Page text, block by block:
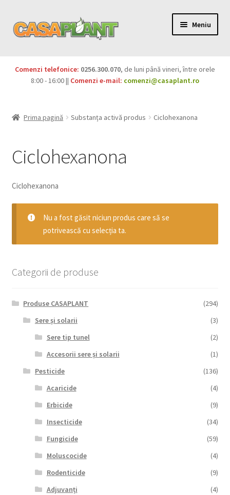
Meniu
Pesticide
Produse BIO
Igienă publică
Casa și grădina
copil
Sere și solarii
Extinde
Comenzi telefonice: 0256.300.070, de luni până vineri, între orele
8:00 - 16:00 || Comenzi e-mail: comenzi@casaplant.ro
Prima pagină Substanța activă produs Ciclohexanona
Ciclohexanona
Ciclohexanona
Nu a fost găsit niciun produs care să se
potrivească cu selecția ta.
Categorii de produse
Produse CASAPLANT
(294)
Sere și solarii
(3)
Sere tip tunel
(2)
Accesorii sere și solarii
(1)
Pesticide
(136)
Acaricide
(4)
Erbicide
(9)
Insecticide
(34)
Fungicide
(59)
Moluscocide
(4)
Rodenticide
(9)
Adjuvanți
(4)